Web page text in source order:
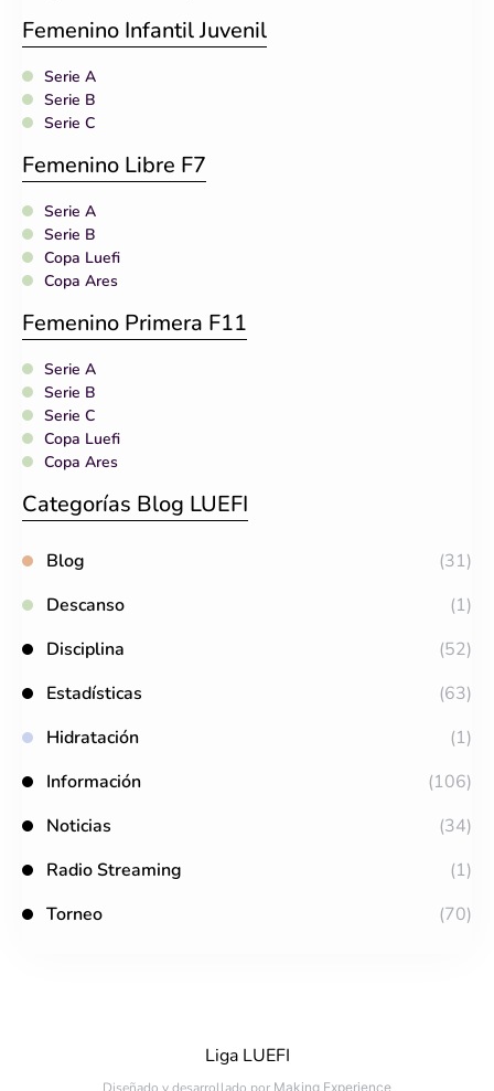
Femenino Infantil Juvenil
Serie A
Serie B
Serie C
Femenino Libre F7
Serie A
Serie B
Copa Luefi
Copa Ares
Femenino Primera F11
Serie A
Serie B
Serie C
Copa Luefi
Copa Ares
Categorías Blog LUEFI
Blog
(31)
Descanso
(1)
Disciplina
(52)
Estadísticas
(63)
Hidratación
(1)
Información
(106)
Noticias
(34)
Radio Streaming
(1)
Torneo
(70)
Liga LUEFI
Diseñado y desarrollado por Making Experience